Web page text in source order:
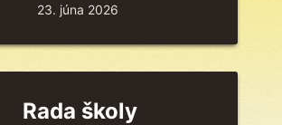
23. júna 2026
Rada školy